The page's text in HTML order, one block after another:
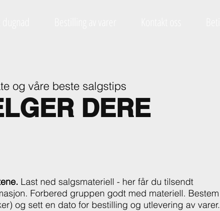
og våre beste salgstips
DERE
Last ned salgsmateriell - her får du tilsendt
Forbered gruppen godt med materiell. Bestem
og sett en dato for bestilling og utlevering av varer.